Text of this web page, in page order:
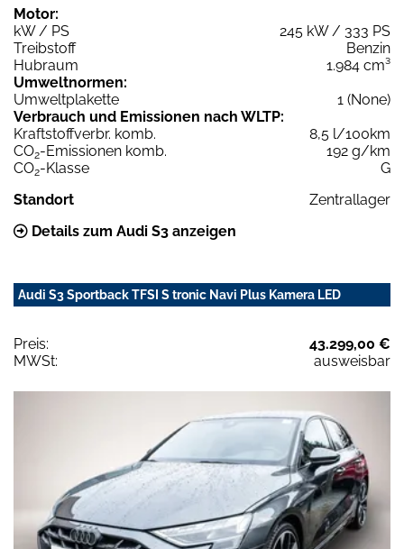
Motor:
kW / PS
245 kW / 333 PS
Treibstoff
Benzin
Hubraum
1.984 cm³
Umweltnormen:
Umweltplakette
1 (None)
Verbrauch und Emissionen nach WLTP:
Kraftstoffverbr. komb.
8,5 l/100km
CO2-Emissionen komb.
192 g/km
CO2-Klasse
G
Standort
Zentrallager
Details zum Audi S3 anzeigen
Audi S3 Sportback TFSI S tronic Navi Plus Kamera LED
Preis:
43.299,00 €
MWSt:
ausweisbar